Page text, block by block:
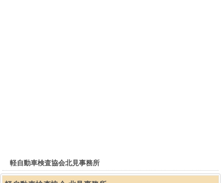
軽自動車検査協会北見事務所